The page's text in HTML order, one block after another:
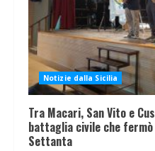
Notizie dalla Sicilia
Tra Macari, San Vito e
battaglia civile che
Settanta